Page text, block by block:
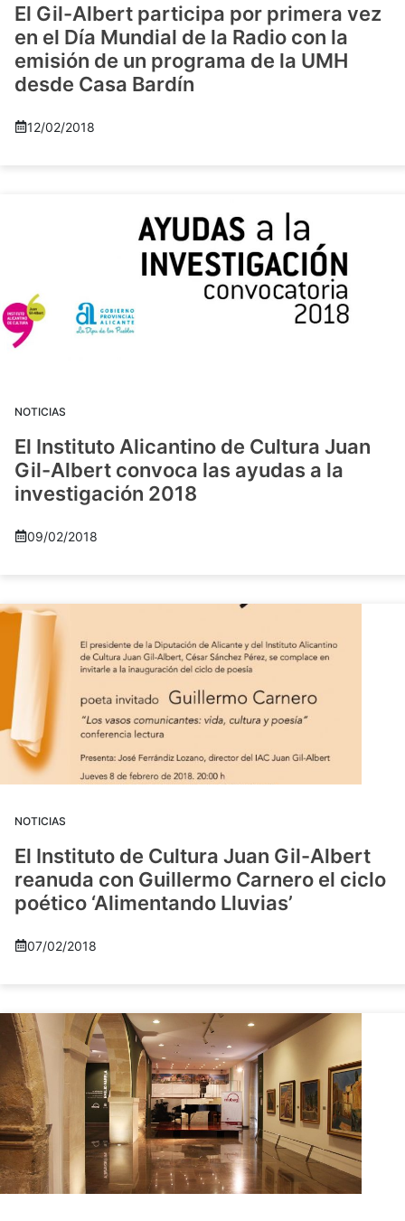
El Gil-Albert participa por primera vez
en el Día Mundial de la Radio con la
emisión de un programa de la UMH
desde Casa Bardín
12/02/2018
NOTICIAS
El Instituto Alicantino de Cultura Juan
Gil-Albert convoca las ayudas a la
investigación 2018
09/02/2018
NOTICIAS
El Instituto de Cultura Juan Gil-Albert
reanuda con Guillermo Carnero el ciclo
poético ‘Alimentando Lluvias’
07/02/2018